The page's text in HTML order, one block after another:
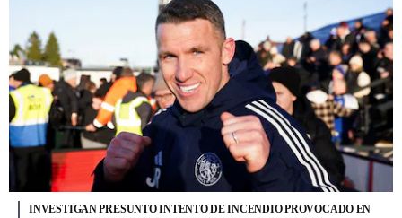
INVESTIGAN PRESUNTO INTENTO DE INCENDIO PROVOCADO EN